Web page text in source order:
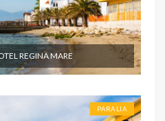
REGINA MARE
PARALIA